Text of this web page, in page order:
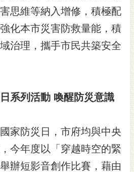
思維等納入增修，積極配
化本市災害防救量能，積
治理，攜手市民共築安全
系列活動 喚醒防災意識
家防災日，市府均與中央
今年度以「穿越時空的緊
辦短影音創作比賽，藉由